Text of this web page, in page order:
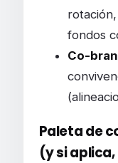
fondos
Co-
Paleta de
(y si